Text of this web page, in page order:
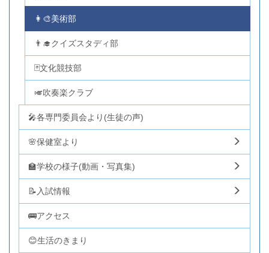
👩‍🎨美術部
👨‍🎓クイズスタディ部
🃏文化競技部
🎺吹奏楽クラブ
🎤各専門委員会より(生徒の声)
🌸保健室より
🏫学校の様子(動画・写真集)
📝入試情報
🚌アクセス
😊生活のきまり